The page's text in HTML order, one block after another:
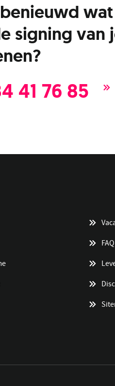
signing van
41 76 85
FAQ